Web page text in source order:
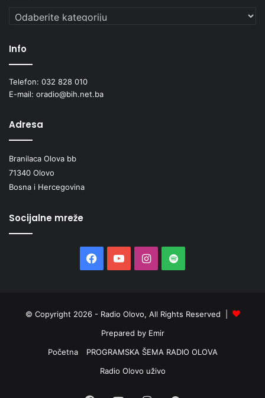
Kategorije
Info
Telefon: 032 828 010
E-mail: oradio@bih.net.ba
Adresa
Branilaca Olova bb
71340 Olovo
Bosna i Hercegovina
Socijalne mreže
Facebook
YouTubeInstagram
Spotify
© Copyright 2026 - Radio Olovo, All Rights Reserved |
Prepared by Emir
Početna
PROGRAMSKA ŠEMA RADIO OLOVA
Radio Olovo uživo